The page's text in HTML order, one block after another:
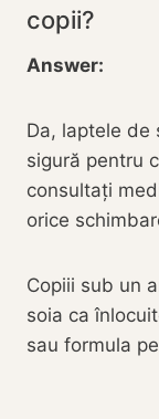
copii?
Answer:
Da, laptele de
sigură pentru
consultați
orice
Copiii sub un
soia ca
sau formula